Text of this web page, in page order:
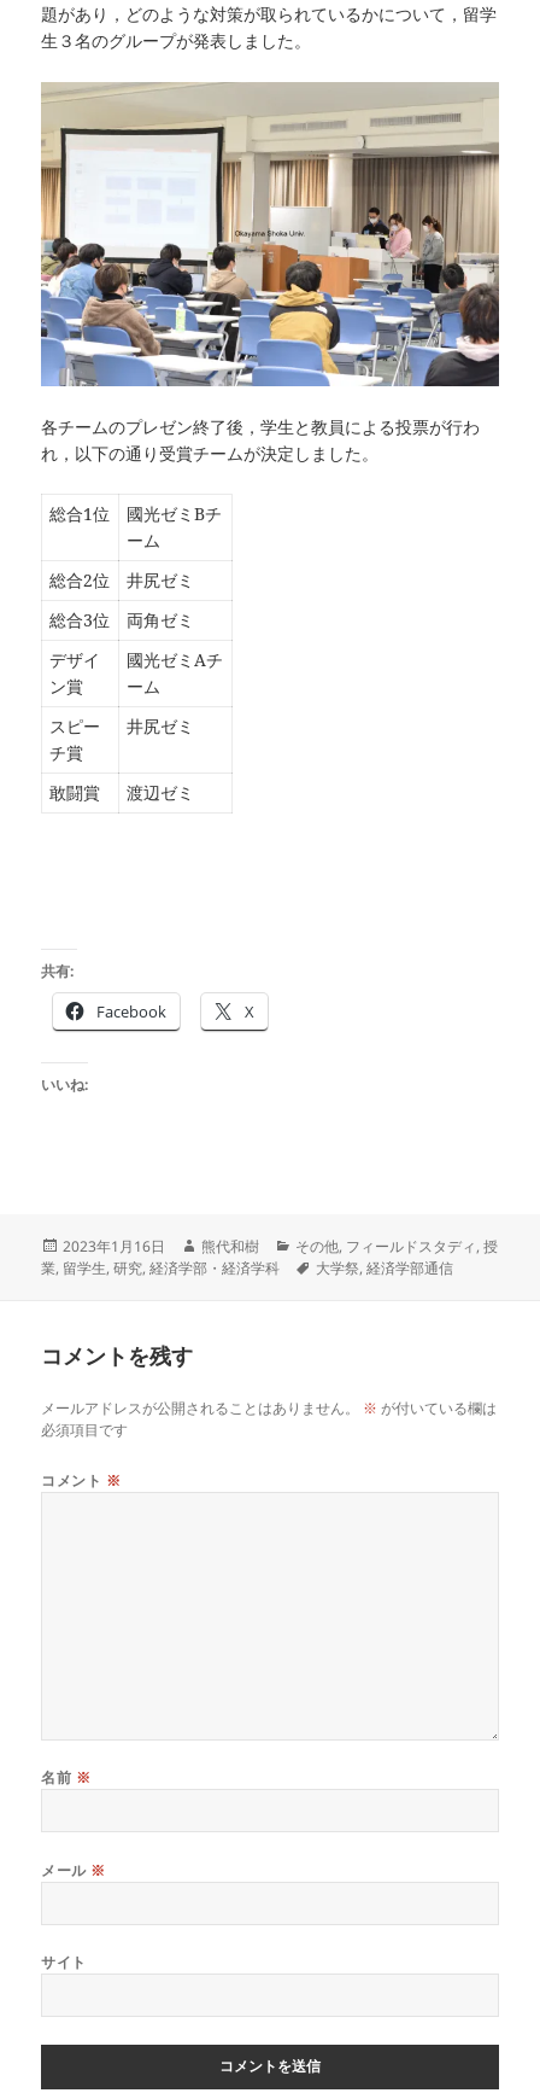
題があり，どのような対策が取られているかについて，留学
生３名のグループが発表しました。
各チームのプレゼン終了後，学生と教員による投票が行わ
れ，以下の通り受賞チームが決定しました。
総合1位
國光ゼミBチ
ーム
総合2位
井尻ゼミ
総合3位
両角ゼミ
デザイ
ン賞
國光ゼミAチ
ーム
スピー
チ賞
井尻ゼミ
敢闘賞 渡辺ゼミ
共有:
Facebook X
いいね:
投
稿
2023年1月16日
作
成
熊代和樹
カ
テ
その他, フィールドスタディ,授
業, 留学生,研究,経済学部・経済学科
タ
大学祭,経済学部通信
コメントを残す
メールアドレスが公開されることはありません。 ※ が付いている欄は
必須項目です
コメント ※
名前 ※
メール ※
サイト